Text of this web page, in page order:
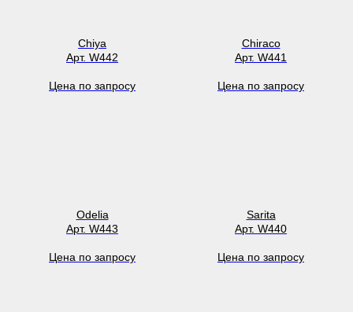
Chiya
Арт. W442
Цена по запросу
Chiraco
Арт. W441
Цена по запросу
Odelia
Арт. W443
Цена по запросу
Sarita
Арт. W440
Цена по запросу